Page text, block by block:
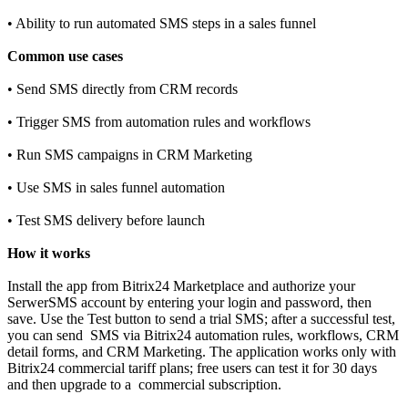
• Ability to run automated SMS steps in a sales funnel
Common use cases
• Send SMS directly from CRM records
• Trigger SMS from automation rules and workflows
• Run SMS campaigns in CRM Marketing
• Use SMS in sales funnel automation
• Test SMS delivery before launch
How it works
Install the app from Bitrix24 Marketplace and authorize your
SerwerSMS account by entering your login and password, then
save. Use the Test button to send a trial SMS; after a successful test,
you can send SMS via Bitrix24 automation rules, workflows, CRM
detail forms, and CRM Marketing. The application works only with
Bitrix24 commercial tariff plans; free users can test it for 30 days
and then upgrade to a commercial subscription.